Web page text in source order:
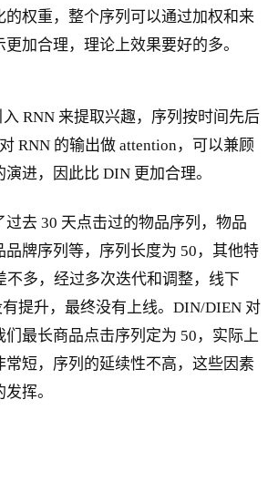
的权重，整个序列可以通过加权和来
加合理，理论上效果要好的多。
RNN 来提取兴趣，序列按时间先后
RNN 的输出做 attention，可以兼顾
进，因此比 DIN 更加合理。
去 30 天点击过的物品序列，物品
品牌序列等，序列长度为 50，其他特
不多，经过多次迭代和调整，线下
有提升，最终没有上线。DIN/DIEN 对
最长商品点击序列定为 50，实际上
常短，序列的延续性不高，这些因素
挥。